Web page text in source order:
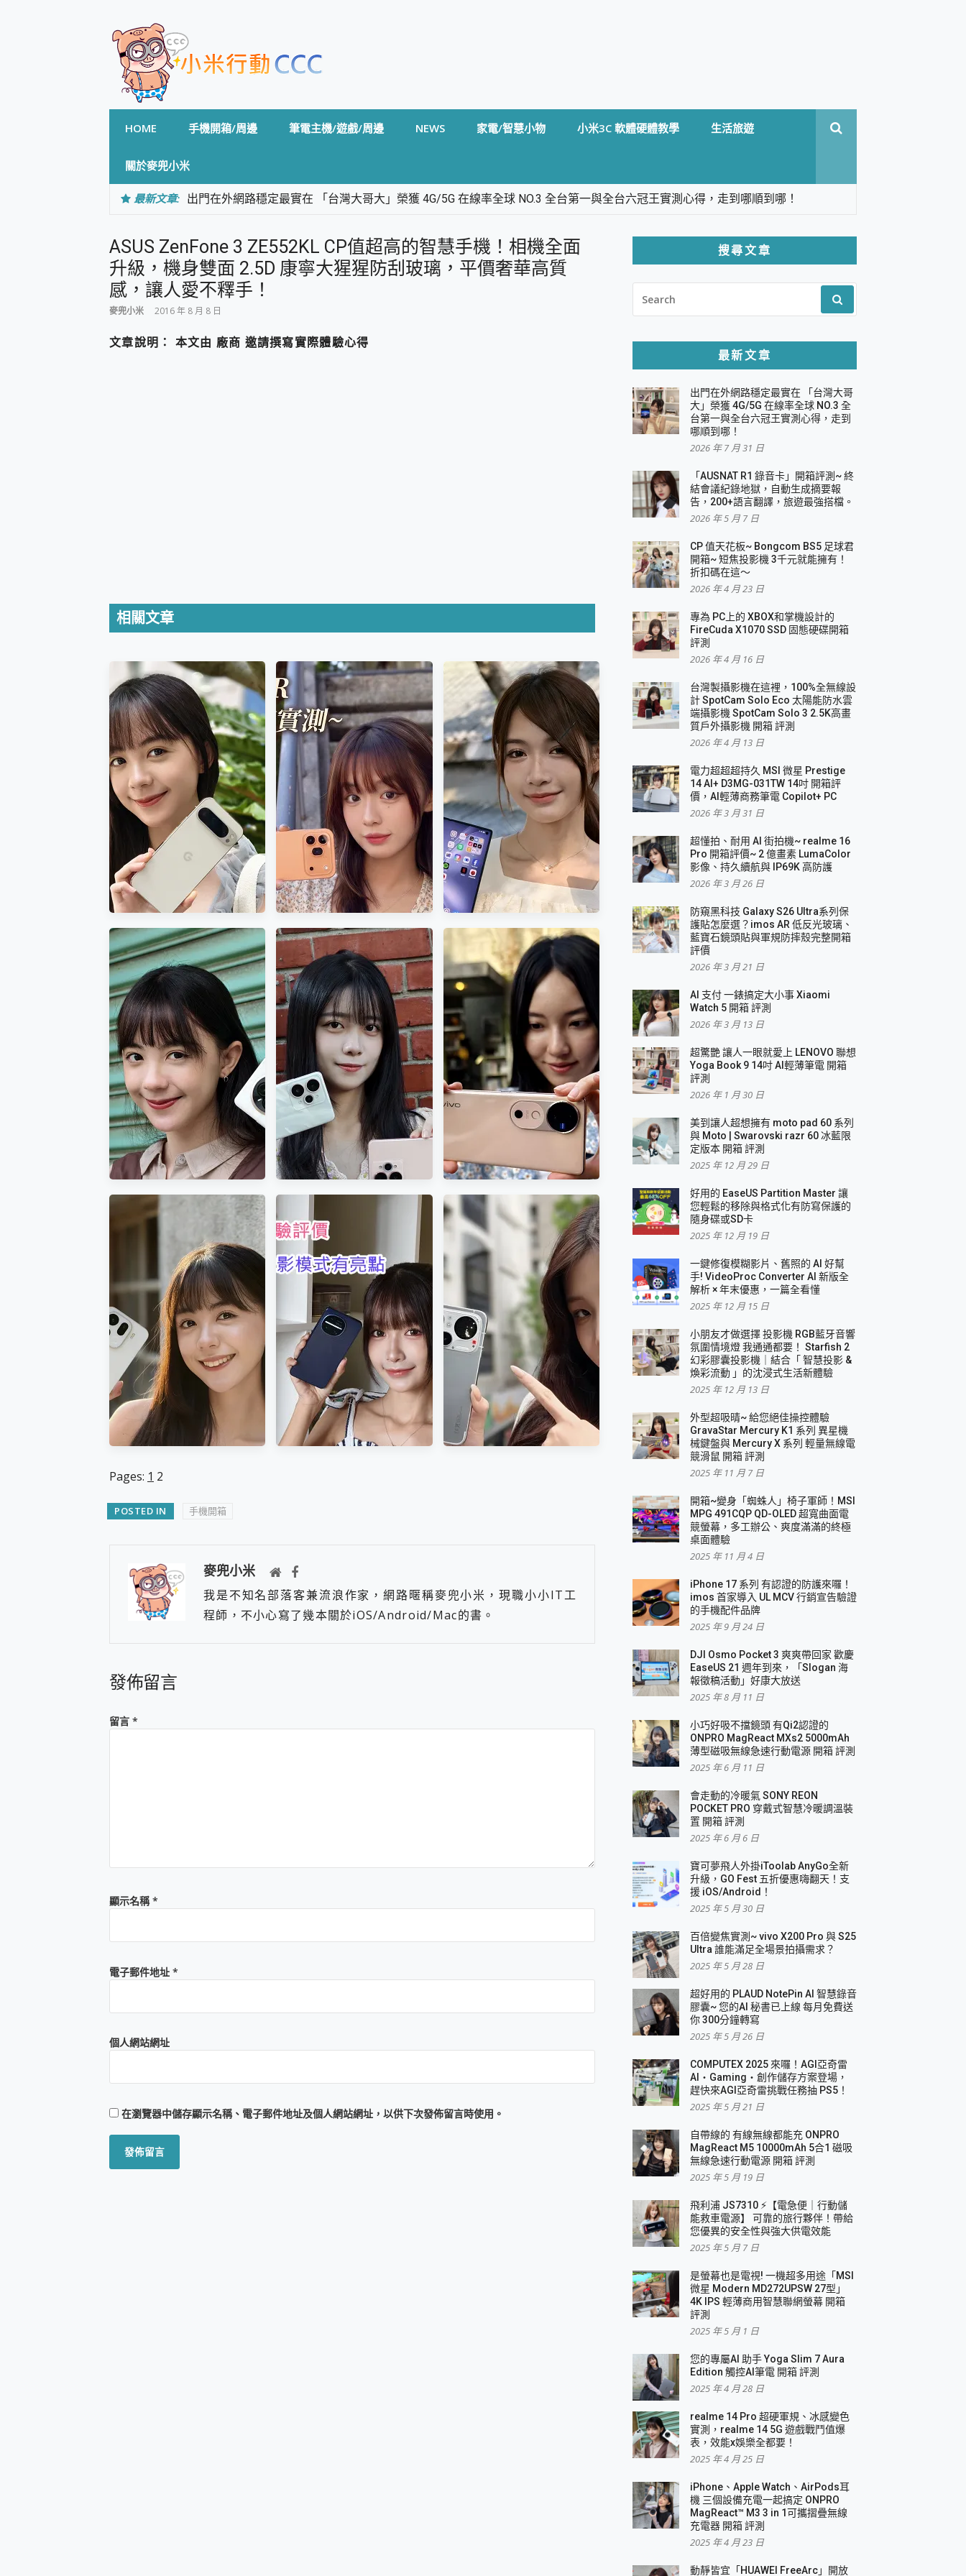
HOME 手機開箱/周邊 筆電主機/遊戲/周邊 NEWS 家電/智慧小物 小米3C 軟體硬體教學 生活旅遊
關於麥兜小米
最新文章: 出門在外網路穩定最實在 「台灣大哥大」榮獲 4G/5G 在線率全球 NO.3 全台第一與全台六冠王實測心得，走到哪順到哪！
專為 PC上的 XBOX和掌機設計的 FireCuda X1070 SSD 固態硬碟開箱 評測
台灣製攝影機在這裡，100%全無線設計 SpotCam Solo Eco 太陽能防水雲端攝影機 SpotCam Solo 3 2.5K高畫質戶外攝影機 開箱 評
測
電力超超超持久 MSI 微星 Prestige 14 AI+ D3MG-031TW 14吋 開箱評價，AI輕薄商務筆電 Copilot+ PC
超懂拍、耐用 AI 街拍機~ realme 16 Pro 開箱評價~ 2 億畫素 LumaColor 影像、持久續航與 IP69K 高防護
AI 支付 一錶搞定大小事 Xiaomi Watch 5 開箱 評測
美到讓人超想擁有 moto pad 60 系列 與 Moto | Swarovski razr 60 冰藍限定版本 開箱 評測
一鍵修復模糊影片、舊照的 AI 好幫手! VideoProc Converter AI 新版全解析 × 年末優惠，一篇全看懂
小朋友才做選擇 投影機 RGB藍牙音響 氛圍情境燈 我通通都要！ Starfish 2 幻彩膠囊投影機｜結合「 智慧投影 & 煥彩流動 」的沈浸
外型超吸晴~ 給您絕佳操控體驗 GravaStar Mercury K1 系列 異星機械鍵盤與 Mercury X 系列 輕量無線電競滑鼠 開箱 評測
iPhone 17 系列 有認證的防護來囉！ imos 首家導入 UL MCV 行銷宣告驗證的手機配件品牌
DJI Osmo Pocket 3 爽爽帶回家 歡慶 EaseUS 21 週年到來，「Slogan 海報徵稿活動」好康大放送
小巧好吸不擋鏡頭 有Qi2認證的 ONPRO MagReact MXs2 5000mAh薄型磁吸無線急速行動電源 開箱 評測
超好用的 PLAUD NotePin AI 智慧錄音膠囊~ 您的AI 秘書已上線 每月免費送你 300分鐘轉寫
COMPUTEX 2025 來囉！AGI亞奇雷 AI・Gaming・創作儲存方案登場，趕快來AGI亞奇雷挑戰任務抽 PS5！
自帶線的 有線無線都能充 ONPRO MagReact M5 10000mAh 5合1 磁吸無線急速行動電源 開箱 評測
飛利浦 JS7310 ⚡【電急便｜行動儲能救車電源】 可靠的旅行夥伴！帶給您優異的安全性與強大供電效能
是螢幕也是電視! 一機超多用途「MSI微星 Modern MD272UPSW 27型」 4K IPS 輕薄商用智慧聯網螢幕 開箱 評測
realme 14 Pro 超硬軍規、冰感變色實測，realme 14 5G 遊戲戰鬥值爆表，效能x娛樂全都要！
iPhone、Apple Watch、AirPods耳機 三個設備充電一起搞定 ONPRO MagReact™ M3 3 in 1可攜摺疊無線充電器 開箱 評測
動靜皆宜「HUAWEI FreeArc」開放式耳掛耳機，無感配戴! 超穩超服貼，音質、通話也很優質
好玩好拍 vivo V50 ~ 口袋裡的 Zeiss 潮流攝影棚!
25種洗烘模式一機搞定! Roborock 衣莉莎白 H1 Neo分子篩洗脫烘 AI 滾筒洗衣機
給 MSI Claw 系列電競掌機 最完美的家 MSI Nest Docking Station 掌機專屬擴充底座 開箱 評測
B&O 精品級音響! Home+ 中嘉寬頻 SoundBox 劇院串流盒 開箱 評測
2億 APO蔡司長焦神機降臨~ vivo X200 Pro、vivo X200 就是這麼好拍
EaseUS Vocal Remover 免費線上去聲器一鍵去除人聲 人聲 音樂分離 2024 消除人聲推薦
3 個超值 MHN 飛人工具分享~~ iToolab AnyGo 魔物獵人 Now飛人 ios教學 不出門也可以到處走
Locawhere AnyTo 寶可夢飛人 AnyTo 不出門也可以飛遍全世界
小體積 40000mAh 超大容量 一次充5個設備 充好充滿 CUKTECH 酷態科 300W 微型充電站 開箱 評測
97.3% 恢復率，資料救援就是這麼簡單 EaseUS Data Recovery Wizard Free 18.0.0 業界最好的資料救援軟體
磁碟系統大風吹 有了 磁碟管理程式 EaseUS Partition Master 就是這麼簡單
全新 SONY Xperia 1 VI 開箱! 相機實測! 長焦覆蓋更遠更清晰、2日長續航、頂尖影音娛樂效能~
Xiaomi 14 Ultra 開箱 評測~ 有深度的 Leica 影像旗艦手機! 加碼小旗艦 Xiaomi 14 開箱 評測
vivo TWS 3e 真無線藍牙耳機智慧降噪升級、音質明亮溫潤，並支援雙設備連接~
MSI Claw 掌機專屬配件包 來囉 完美保護 MSI Claw A1M-026TW 電競掌機
人像旗艦 vivo V30 系列 開箱 評測! 首搭蔡司光學鏡頭、攝影棚級柔光環、拍攝功能最好玩的美拍神機 vivo V30 Pro
多個願望一次滿足 超強散熱 微星 MSI Claw A1M-026TW 電競掌機 開箱 評測
一吸完美對位 擁有超強吸力與超好用的隱磁支架 O-ONE MAG 最會吸的行動電源 開箱 評測
OPPO 哈蘇 300mm 專業增距鏡實測：Find X9 Ultra 光學長焦隨手拍，紀錄生活就是這麼簡單
Motorola edge 70 pro 及 moto g37 power上市，登錄在送飛利浦氣炸鍋
近八千元的 Soundcore Liberty 5 Pro Max，有螢幕的耳機會是智商稅嗎?
ASUS Pad 全面應援 Me Time，加碼愛奇藝黃金雙周卡體驗，專案價最低 NT$0 起
ASUS ZenFone 3 ZE552KL CP值超高的智慧手機！相機全面
升級，機身雙面 2.5D 康寧大猩猩防刮玻璃，平價奢華高質
感，讓人愛不釋手！
麥兜小米 2016 年 8 月 8 日
文章說明： 本文由 廠商 邀請撰寫實際體驗心得
相關文章
變焦提升有感~ Google Pixel
9 Pro XL ~ magic AI 應用、
相機、續航、性能 ! Pixel 8
Pro對比
HONOR 600 Pro 開箱實
測：自帶絕技的新同學，AI
梗圖讓你不再當邊緣人
vivo XFold5 最強拍照摺疊機
開箱~ 喜歡多工高效+蔡司影
像，那就是它了
realme 14 Pro 超硬軍規、冰
感變色實測，realme 14 5G
遊戲戰鬥值爆表，效能x娛樂
全都要！
realme 15 Pro 開箱~
7000mAh大電池+旁路充
電，AI 圖像精靈這樣玩，
realme 15 實測
美拍神機 vivo V40、V40
Pro 開箱! 最好入手的蔡司人
像鏡頭! 評測、拍照實測
~ 微距到超遠距，2億哈蘇長
焦x10倍光學變焦增距鏡實
測，7500mAh大電量旅拍神
AQUOS R11 開箱評測：徠卡
律，一台更懂生活的日系黑
馬
超有戲
Pages: 1 2
POSTED IN 手機開箱
麥兜小米
我是不知名部落客兼流浪作家，網路暱稱麥兜小米，現職小小IT工
程師，不小心寫了幾本關於iOS/Android/Mac的書。
發佈留言
留言 *
顯示名稱*
電子郵件地址 *
個人網站網址
在瀏覽器中儲存顯示名稱、電子郵件地址及個人網站網址，以供下次發佈留言時使用。
搜尋文章
FOR:
最新文章
出門在外網路穩定最實在 「台灣大哥
大」榮獲 4G/5G 在線率全球 NO.3 全
台第一與全台六冠王實測心得，走到
哪順到哪！
2026 年 7 月 31 日
「AUSNAT R1 錄音卡」開箱評測~ 終
結會議紀錄地獄，自動生成摘要報
告，200+語言翻譯，旅遊最強搭檔。
2026 年 5 月 7 日
CP 值天花板~ Bongcom BS5 足球君
開箱~ 短焦投影機 3千元就能擁有！
折扣碼在這～
2026 年 4 月 23 日
專為 PC上的 XBOX和掌機設計的
FireCuda X1070 SSD 固態硬碟開箱
評測
2026 年 4 月 16 日
台灣製攝影機在這裡，100%全無線設
計 SpotCam Solo Eco 太陽能防水雲
端攝影機 SpotCam Solo 3 2.5K高畫
質戶外攝影機 開箱 評測
2026 年 4 月 13 日
電力超超超持久 MSI 微星 Prestige
14 AI+ D3MG-031TW 14吋 開箱評
價，AI輕薄商務筆電 Copilot+ PC
2026 年 3 月 31 日
超懂拍、耐用 AI 街拍機~ realme 16
Pro 開箱評價~ 2 億畫素 LumaColor
影像、持久續航與 IP69K 高防護
2026 年 3 月 26 日
防窺黑科技 Galaxy S26 Ultra系列保
護貼怎麼選？imos AR 低反光玻璃、
藍寶石鏡頭貼與軍規防摔殼完整開箱
評價
2026 年 3 月 21 日
AI 支付 一錶搞定大小事 Xiaomi
Watch 5 開箱 評測
2026 年 3 月 13 日
超驚艷 讓人一眼就愛上 LENOVO 聯想
Yoga Book 9 14吋 AI輕薄筆電 開箱
評測
2026 年 1 月 30 日
美到讓人超想擁有 moto pad 60 系列
與 Moto | Swarovski razr 60 冰藍限
定版本 開箱 評測
2025 年 12 月 29 日
好用的 EaseUS Partition Master 讓
您輕鬆的移除與格式化有防寫保護的
隨身碟或SD卡
2025 年 12 月 19 日
一鍵修復模糊影片、舊照的 AI 好幫
手! VideoProc Converter AI 新版全
解析 × 年末優惠，一篇全看懂
2025 年 12 月 15 日
小朋友才做選擇 投影機 RGB藍牙音響
氛圍情境燈 我通通都要！ Starfish 2
幻彩膠囊投影機｜結合「 智慧投影 &
煥彩流動 」的沈浸式生活新體驗
2025 年 12 月 13 日
外型超吸晴~ 給您絕佳操控體驗
GravaStar Mercury K1 系列 異星機
械鍵盤與 Mercury X 系列 輕量無線電
競滑鼠 開箱 評測
2025 年 11 月 7 日
開箱~變身「蜘蛛人」椅子軍師！MSI
MPG 491CQP QD-OLED 超寬曲面電
競螢幕，多工辦公、爽度滿滿的終極
桌面體驗
2025 年 11 月 4 日
iPhone 17 系列 有認證的防護來囉！
imos 首家導入 UL MCV 行銷宣告驗證
的手機配件品牌
2025 年 9 月 24 日
DJI Osmo Pocket 3 爽爽帶回家 歡慶
EaseUS 21 週年到來，「Slogan 海
報徵稿活動」好康大放送
2025 年 8 月 11 日
小巧好吸不擋鏡頭 有Qi2認證的
ONPRO MagReact MXs2 5000mAh
薄型磁吸無線急速行動電源 開箱 評測
2025 年 6 月 11 日
會走動的冷暖氣 SONY REON
POCKET PRO 穿戴式智慧冷暖調溫裝
置 開箱 評測
2025 年 6 月 6 日
寶可夢飛人外掛iToolab AnyGo全新
升級，GO Fest 五折優惠嗨翻天！支
援 iOS/Android！
2025 年 5 月 30 日
百倍變焦實測~ vivo X200 Pro 與 S25
Ultra 誰能滿足全場景拍攝需求？
2025 年 5 月 28 日
超好用的 PLAUD NotePin AI 智慧錄音
膠囊~ 您的AI 秘書已上線 每月免費送
你 300分鐘轉寫
2025 年 5 月 26 日
COMPUTEX 2025 來囉！AGI亞奇雷
AI・Gaming・創作儲存方案登場，
趕快來AGI亞奇雷挑戰任務抽 PS5！
2025 年 5 月 21 日
自帶線的 有線無線都能充 ONPRO
MagReact M5 10000mAh 5合1 磁吸
無線急速行動電源 開箱 評測
2025 年 5 月 19 日
飛利浦 JS7310 ⚡【電急便｜行動儲
能救車電源】 可靠的旅行夥伴！帶給
您優異的安全性與強大供電效能
2025 年 5 月 7 日
是螢幕也是電視! 一機超多用途「MSI
微星 Modern MD272UPSW 27型」
4K IPS 輕薄商用智慧聯網螢幕 開箱
評測
2025 年 5 月 1 日
您的專屬AI 助手 Yoga Slim 7 Aura
Edition 觸控AI筆電 開箱 評測
2025 年 4 月 28 日
realme 14 Pro 超硬軍規、冰感變色
實測，realme 14 5G 遊戲戰鬥值爆
表，效能x娛樂全都要！
2025 年 4 月 25 日
iPhone、Apple Watch、AirPods耳
機 三個設備充電一起搞定 ONPRO
MagReact™ M3 3 in 1可攜摺疊無線
充電器 開箱 評測
2025 年 4 月 23 日
動靜皆宜「HUAWEI FreeArc」開放